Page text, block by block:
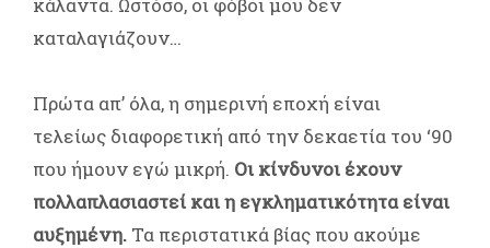
καταλαγιάζουν…
Πρώτα απ’ όλα, η σημερινή εποχή είναι
τελείως διαφορετική από την δεκαετία του ‘90
που ήμουν εγώ μικρή. Οι κίνδυνοι έχουν
πολλαπλασιαστεί και η εγκληματικότητα είναι
αυξημένη. Τα περιστατικά βίας που ακούμε